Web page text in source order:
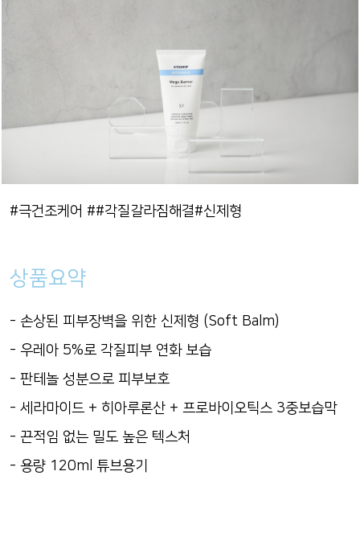
#극건조케어 ##각질갈라짐해결#신제형
상품요약
- 손상된 피부장벽을 위한 신제형 (Soft Balm)
- 우레아 5%로 각질피부 연화 보습
- 판테놀 성분으로 피부보호
- 세라마이드 + 히아루론산 + 프로바이오틱스 3중보습막
- 끈적임 없는 밀도 높은 텍스처
- 용량 120ml 튜브용기